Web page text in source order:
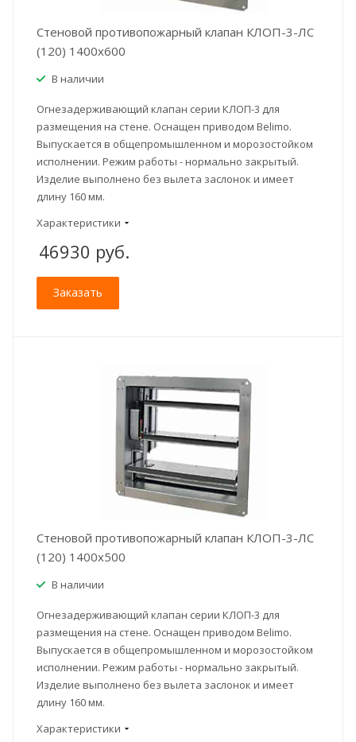
Стеновой противопожарный клапан КЛОП-3-ЛС
(120) 1400x600
В наличии
Огнезадерживающий клапан серии КЛОП-3 для
размещения на стене. Оснащен приводом Belimo.
Выпускается в общепромышленном и морозостойком
исполнении. Режим работы - нормально закрытый.
Изделие выполнено без вылета заслонок и имеет
длину 160 мм.
Характеристики
46930 руб.
Заказать
Стеновой противопожарный клапан КЛОП-3-ЛС
(120) 1400x500
В наличии
Огнезадерживающий клапан серии КЛОП-3 для
размещения на стене. Оснащен приводом Belimo.
Выпускается в общепромышленном и морозостойком
исполнении. Режим работы - нормально закрытый.
Изделие выполнено без вылета заслонок и имеет
длину 160 мм.
Характеристики